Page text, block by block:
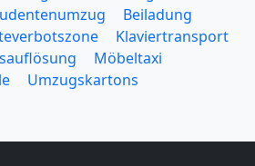
Beiladung
Klaviertransport
Möbeltaxi
Umzugskartons